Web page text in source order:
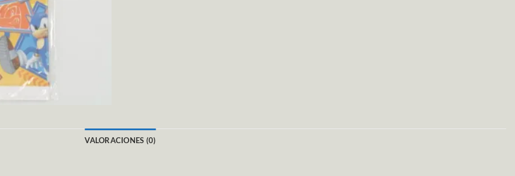
VALORACIONES (0)